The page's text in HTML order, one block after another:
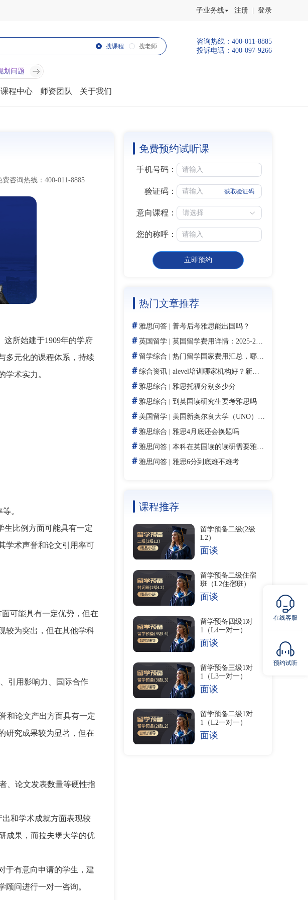
子业务线 注册 | 登录
搜课程 搜老师
咨询热线：400-011-8885
投诉电话：400-097-9266
划问题
及隐私政策》
在线客服
预约试听
课程中心 师资团队 关于我们
费咨询热线：400-011-8885
这所始建于1909年的学府
多元化的课程体系，持续
学术实力。
。
生比例方面可能具有一定
学术声誉和论文引用率可
可能具有一定优势，但在
较为突出，但在其他学科
引用影响力、国际合作
和论文产出方面具有一定
研究成果较为显著，但在
、论文发表数量等硬性指
和学术成就方面表现较
成果，而拉夫堡大学的优
于有意向申请的学生，建
问进行一对一咨询。
免费预约试听课
手机号码：
验证码： 获取验证码
意向课程： 请选择
您的称呼：
立即预约
热门文章推荐
＃ 雅思问答 普考后考雅思能出国吗？
＃ 英国留学 英国留学费用详情：2025-2026年学费、生活费与预算规划指南
＃ 留学综合 热门留学国家费用汇总，哪个更适合你？
＃ 综合资讯 alevel培训哪家机构好？新航道为什么更值得优先考虑
＃ 雅思综合 雅思托福分别多少分
＃ 雅思综合 到英国读研究生要考雅思吗
＃ 美国留学 美国新奥尔良大学（UNO）学费：2026年费用详解、奖学金与性价比指南
＃ 雅思综合 雅思4月底还会换题吗
＃ 雅思问答 本科在英国读的读研需要雅思吗
＃ 雅思问答 雅思6分到底难不难考
课程推荐
留学预备二级(2级
L2）
面谈
留学预备二级住宿
班（L2住宿班）
面谈
留学预备四级1对
1（L4一对一）
面谈
留学预备三级1对
1（L3一对一）
面谈
留学预备二级1对
1（L2一对一）
面谈
获取验证码